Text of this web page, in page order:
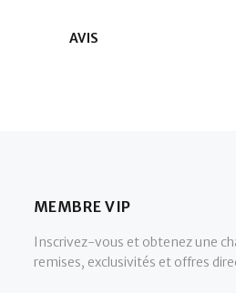
AVIS
MEMBRE VIP
Inscrivez-vous et obtenez une
remises, exclusivités et offres